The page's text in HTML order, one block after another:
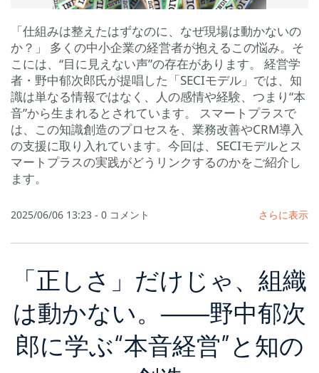
「仕組みは整えたはずなのに、なぜ現場は動かないの
か？」 多くの中小企業の経営者が抱えるこの悩み。そ
こには、“目に見えない声”の存在があります。 経営学
者・野中郁次郎氏が提唱した「SECIモデル」では、知
識は単なる情報ではなく、人の感情や経験、つまり“本
音”から生まれるとされています。 スマートプラスで
は、この知識創造のプロセスを、業務改善やCRM導入
の支援に取り入れています。今回は、SECIモデルとス
マートプラスの実践がどうリンクするのかをご紹介し
ます。
2025/06/06 13:23 - 0 コメント さらに表示
「正しさ」だけじゃ、組織
は動かない。――野中郁次
郎に学ぶ“本音経営”と知の